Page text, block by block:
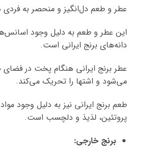
عطر و طعم دل‌انگیز و منحصر به فردی
این عطر و طعم به دلیل وجود
دانه‌های برنج ایرانی است.
عطر برنج ایرانی هنگام پخت در
می‌شود و اشتها را تحریک می‌کند.
طعم برنج ایرانی نیز به دلیل وجود
پروتئین، لذیذ و دلچسب است.
برنج خارجی: